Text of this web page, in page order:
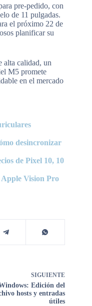
pre-pedido, con
de 11 pulgadas.
el próximo 22 de
planificar su
alta calidad, un
M5 promete
en el mercado
desincronizar
de Pixel 10, 10
Apple Vision Pro
SIGUIENTE
Edición del
hosts y entradas
útiles